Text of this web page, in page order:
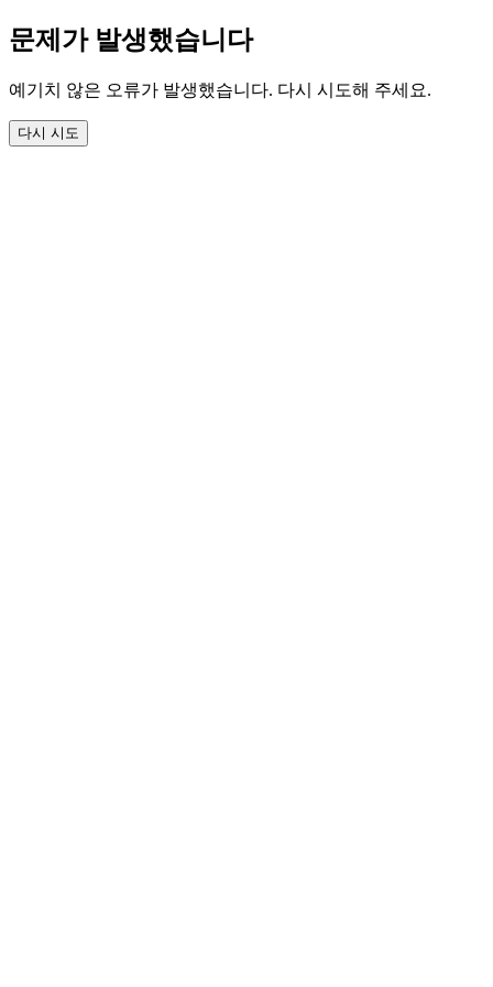
문제가 발생했습니다
예기치 않은 오류가 발생했습니다. 다시 시도해 주세요.
다시 시도